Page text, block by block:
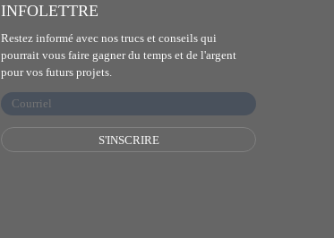
INFOLETTRE
Restez informé avec nos trucs et conseils qui
pourrait vous faire gagner du temps et de l'argent
pour vos futurs projets.
S'INSCRIRE